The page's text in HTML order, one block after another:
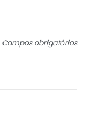
Campos obrigatórios